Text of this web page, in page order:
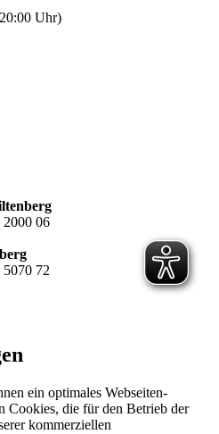
Uhr)
06
72
ein optimales Webseiten-
Cookies, die für den Betrieb der
kommerziellen